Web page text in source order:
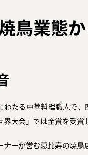
鳥業態
わたる中華料理職人で
大会」では金賞を受賞
ナーが営む恵比寿の焼